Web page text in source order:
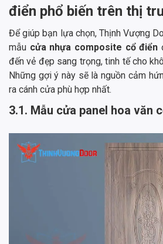
điển phổ biến trên thị
Để giúp bạn lựa chọn, Thịnh Vượng
mẫu cửa nhựa composite cổ điển
đến vẻ đẹp sang trọng, tinh tế cho
Những gợi ý này sẽ là nguồn cảm
ra cánh cửa phù hợp nhất.
3.1. Mẫu cửa panel hoa văn